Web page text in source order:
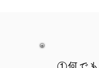
①何でも